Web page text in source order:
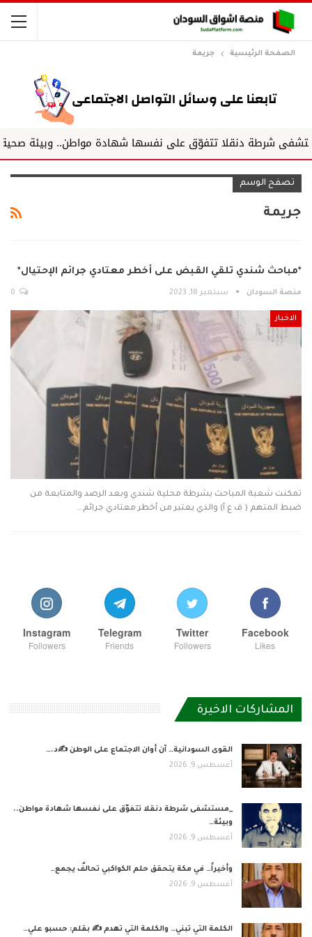
الصفحة الرئيسية جريمة
شرطة دنقلا تتفوّق على نفسها شهادة مواطن.. وبيئة صحية
تصفح الوسم
جريمة
*مباحث شندي تلقي القبض على أخطر معتادي جرائم الإحتيال*
منصة السودان سبتمبر 18, 2023
الاخبار
تمكنت شعبة المباحث بشرطة محلية شندي وبعد الرصد والمتابعة من
ضبط المتهم ( ف ع أ) والذي يعتبر من أخطر معتادي جرائم…
Facebook
Likes
Twitter
Followers
Telegram
Friends
Instagram
Followers
المشاركات الاخيرة
القوى السودانية… آن أوان الاجتماع على الوطن ✍️د.…
أغسطس 9, 2026
_مستشفى شرطة دنقلا تتفوّق على نفسها شهادة مواطن..
وبيئة…
أغسطس 9, 2026
وأخيراً… في مكة يتحقق حلم الكواكبي تحالفٌ يجمع…
أغسطس 9, 2026
الكلمة التي تبني… والكلمة التي تهدم ✍ بقلم: حسبو علي…